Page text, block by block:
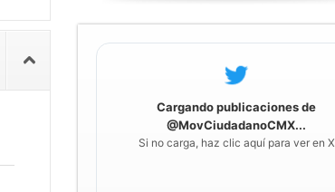
Cargando publicaciones de
@MovCiudadanoCMX...
Si no carga, haz clic aquí para ver en X